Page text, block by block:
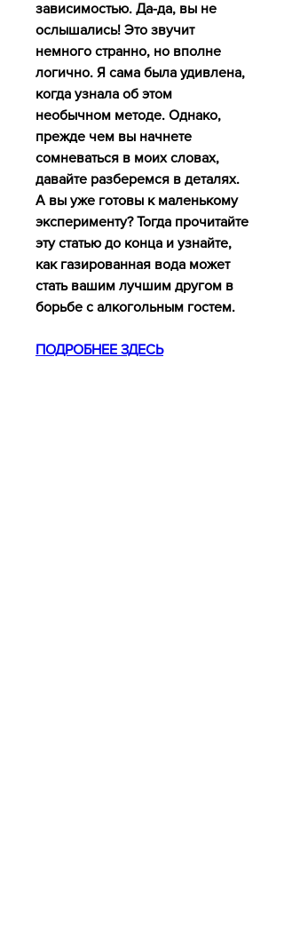
зависимостью. Да-да, вы не
ослышались! Это звучит
немного странно, но вполне
логично. Я сама была удивлена,
когда узнала об этом
необычном методе. Однако,
прежде чем вы начнете
сомневаться в моих словах,
давайте разберемся в деталях.
А вы уже готовы к маленькому
эксперименту? Тогда прочитайте
эту статью до конца и узнайте,
как газированная вода может
стать вашим лучшим другом в
борьбе с алкогольным гостем.
ПОДРОБНЕЕ ЗДЕСЬ